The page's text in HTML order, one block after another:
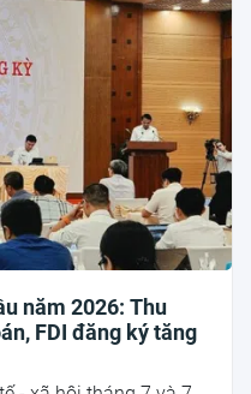
năm 2026: Thu
FDI đăng ký tăng